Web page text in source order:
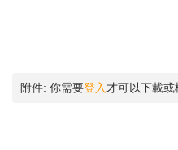
附件: 你需要登入 才可以下載或